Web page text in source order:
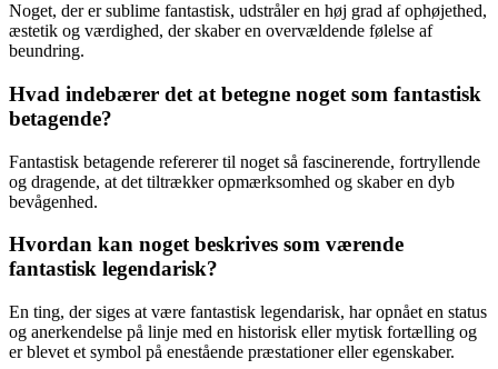
Noget, der er sublime fantastisk, udstråler en høj grad af ophøjethed,
æstetik og værdighed, der skaber en overvældende følelse af
beundring.
Hvad indebærer det at betegne noget som fantastisk
betagende?
Fantastisk betagende refererer til noget så fascinerende, fortryllende
og dragende, at det tiltrækker opmærksomhed og skaber en dyb
bevågenhed.
Hvordan kan noget beskrives som værende
fantastisk legendarisk?
En ting, der siges at være fantastisk legendarisk, har opnået en status
og anerkendelse på linje med en historisk eller mytisk fortælling og
er blevet et symbol på enestående præstationer eller egenskaber.